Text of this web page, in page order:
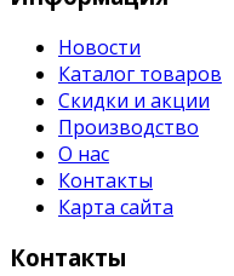
Новости
Каталог товаров
Скидки и акции
Производство
О нас
Контакты
Карта сайта
Контакты